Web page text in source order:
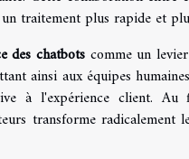
traitement plus rapide et
des chatbotscomme un
ainsi aux équipes
à l'expérience client. Au
transforme radicalement